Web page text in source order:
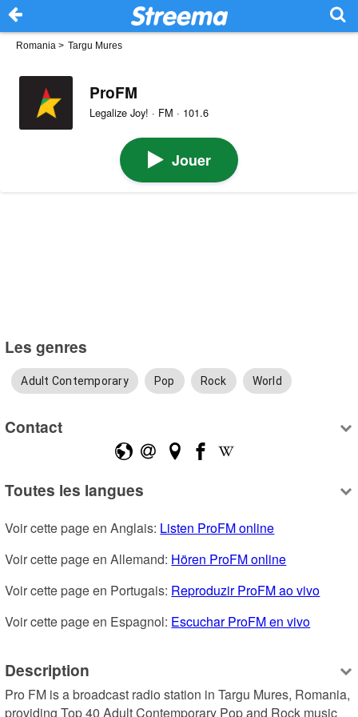
Romania > Targu Mures
ProFM
Legalize Joy! · FM · 101.6
Jouer
Les genres
Adult Contemporary Pop Rock World
Contact
Toutes les langues
Voir cette page en Anglais: Listen ProFM online
Voir cette page en Allemand: Hören ProFM online
Voir cette page en Portugais: Reproduzir ProFM ao vivo
Voir cette page en Espagnol: Escuchar ProFM en vivo
Description
Pro FM is a broadcast radio station in Targu Mures, Romania,
providing Top 40 Adult Contemporary Pop and Rock music